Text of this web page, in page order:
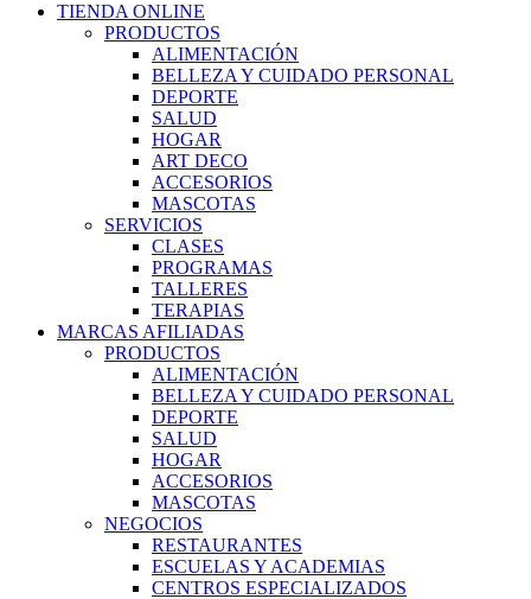
TIENDA ONLINE
PRODUCTOS
ALIMENTACIÓN
BELLEZA Y CUIDADO PERSONAL
DEPORTE
SALUD
HOGAR
ART DECO
ACCESORIOS
MASCOTAS
SERVICIOS
CLASES
PROGRAMAS
TALLERES
TERAPIAS
MARCAS AFILIADAS
PRODUCTOS
ALIMENTACIÓN
BELLEZA Y CUIDADO PERSONAL
DEPORTE
SALUD
HOGAR
ACCESORIOS
MASCOTAS
NEGOCIOS
RESTAURANTES
ESCUELAS Y ACADEMIAS
CENTROS ESPECIALIZADOS